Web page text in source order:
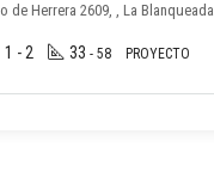
de Herrera 2609, , La Blanqueada
1 - 2 33 - 58 PROYECTO